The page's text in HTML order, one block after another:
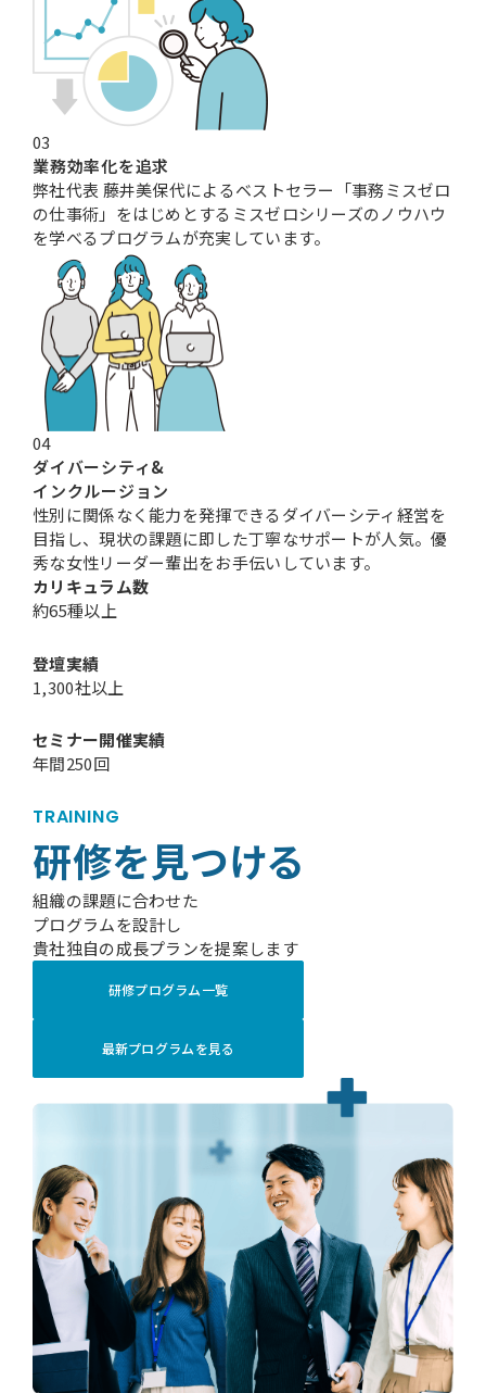
03
業務効率化を追求
弊社代表 藤井美保代によるベストセラー「事務ミスゼロ
の仕事術」をはじめとするミスゼロシリーズのノウハウ
を学べるプログラムが充実しています。
04
ダイバーシティ&
インクルージョン
性別に関係なく能力を発揮できるダイバーシティ経営を
目指し、現状の課題に即した丁寧なサポートが人気。優
秀な女性リーダー輩出をお手伝いしています。
カリキュラム数
約65種以上
登壇実績
1,300社以上
セミナー開催実績
年間250回
TRAINING
研修を見つける
組織の課題に合わせた
プログラムを設計し
貴社独自の成長プランを提案します
研修プログラム一覧
最新プログラムを見る